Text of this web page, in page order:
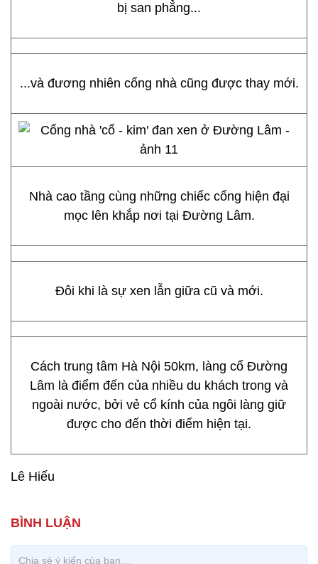
bị san phẳng...
...và đương nhiên cổng nhà cũng được thay mới.
Nhà cao tầng cùng những chiếc cổng hiện đại
mọc lên khắp nơi tại Đường Lâm.
Đôi khi là sự xen lẫn giữa cũ và mới.
Cách trung tâm Hà Nội 50km, làng cổ Đường
Lâm là điểm đến của nhiều du khách trong và
ngoài nước, bởi vẻ cổ kính của ngôi làng giữ
được cho đến thời điểm hiện tại.
Lê Hiếu